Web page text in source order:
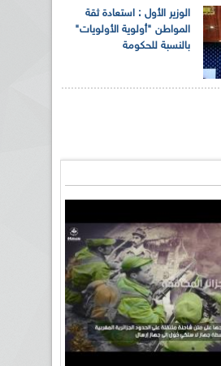
الوزير الأول : استعادة ثقة
المواطن "أولوية الأولويات"
بالنسبة للحكومة